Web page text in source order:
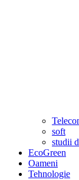
soft
studii
EcoGreen
Oameni
Tehnologie